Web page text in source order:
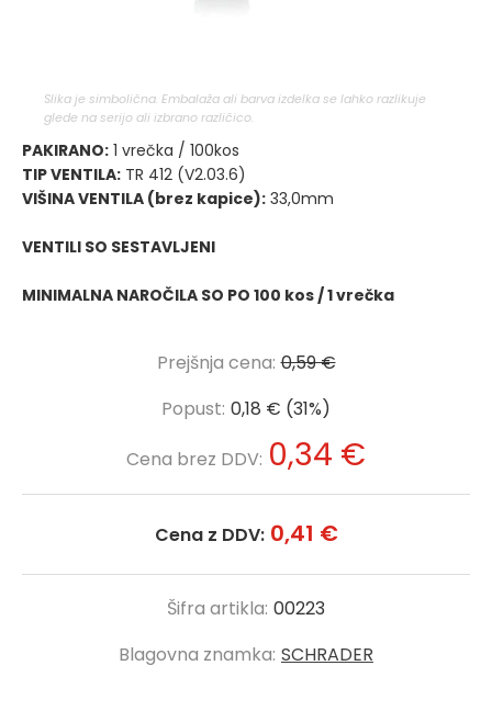
Slika je simbolična. Embalaža ali barva izdelka se lahko razlikuje
glede na serijo ali izbrano različico.
PAKIRANO: 1 vrečka / 100kos
TIP VENTILA: TR 412 (V2.03.6)
VIŠINA VENTILA (brez kapice): 33,0mm
VENTILI SO SESTAVLJENI
MINIMALNA NAROČILA SO PO 100 kos / 1 vrečka
Prejšnja cena: 0,59 €
Popust: 0,18 € (31%)
Cena brez DDV: 0,34 €
Cena z DDV: 0,41 €
Šifra artikla: 00223
Blagovna znamka: SCHRADER